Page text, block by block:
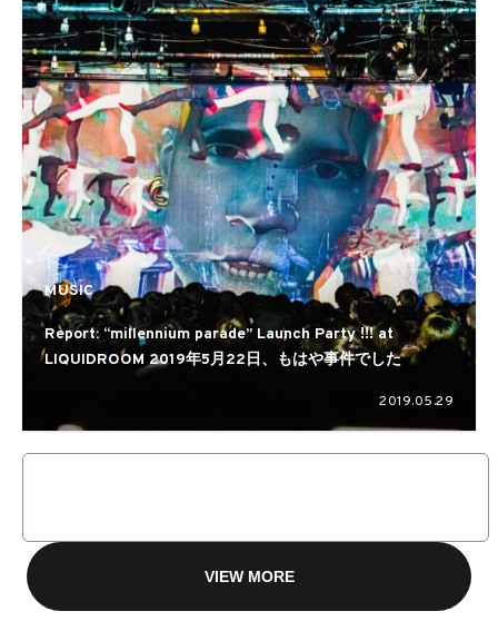
MUSIC
Report: “millennium parade” Launch Party !!! at
LIQUIDROOM 2019年5月22日、もはや事件でした
2019.05.29
VIEW MORE